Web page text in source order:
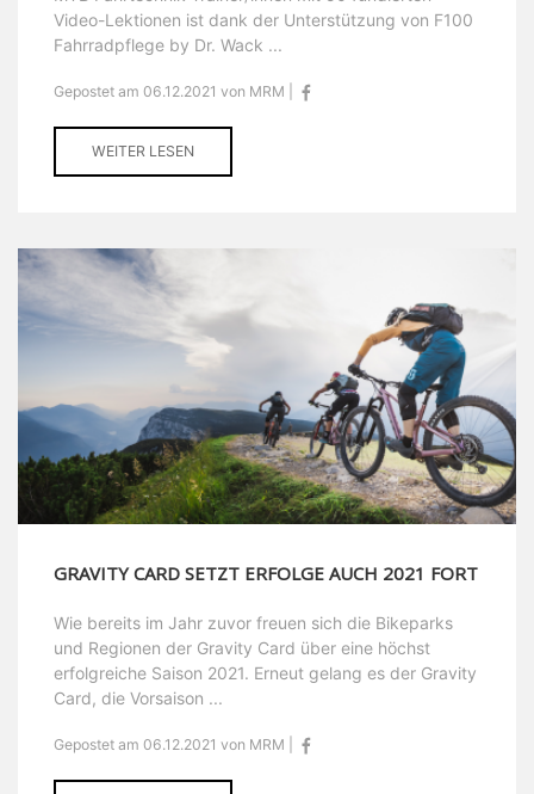
Video-Lektionen ist dank der Unterstützung von F100
Fahrradpflege by Dr. Wack ...
Gepostet am 06.12.2021 von MRM |
WEITER LESEN
GRAVITY CARD SETZT ERFOLGE AUCH 2021 FORT
Wie bereits im Jahr zuvor freuen sich die Bikeparks
und Regionen der Gravity Card über eine höchst
erfolgreiche Saison 2021. Erneut gelang es der Gravity
Card, die Vorsaison ...
Gepostet am 06.12.2021 von MRM |